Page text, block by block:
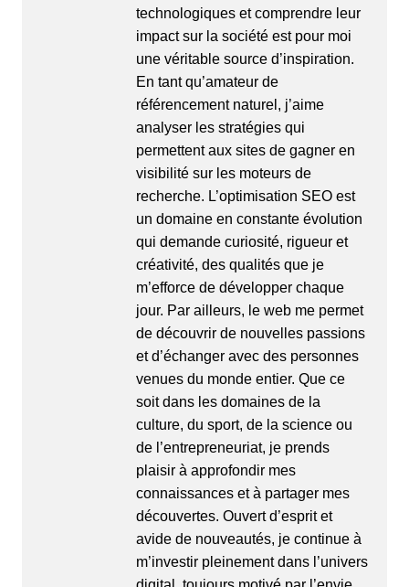
technologiques et comprendre leur
impact sur la société est pour moi
une véritable source d’inspiration.
En tant qu’amateur de
référencement naturel, j’aime
analyser les stratégies qui
permettent aux sites de gagner en
visibilité sur les moteurs de
recherche. L’optimisation SEOest
un domaine en constante évolution
qui demande curiosité, rigueur et
créativité, des qualités que je
m’efforce de développer chaque
jour. Par ailleurs, le web me permet
de découvrir de nouvelles passions
et d’échanger avec des personnes
venues du monde entier. Que ce
soit dans les domaines de la
culture, du sport, de la science ou
de l’entrepreneuriat, je prends
plaisir à approfondir mes
connaissances et à partager mes
découvertes. Ouvert d’esprit et
avide de nouveautés, je continue à
m’investir pleinement dans l’univers